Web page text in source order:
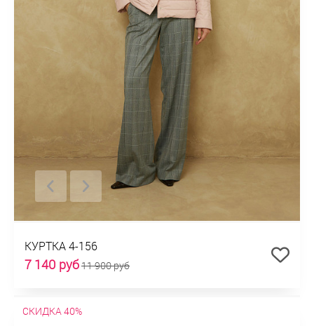
КУРТКА 4-156
7 140 руб11 900 руб
СКИДКА 40%